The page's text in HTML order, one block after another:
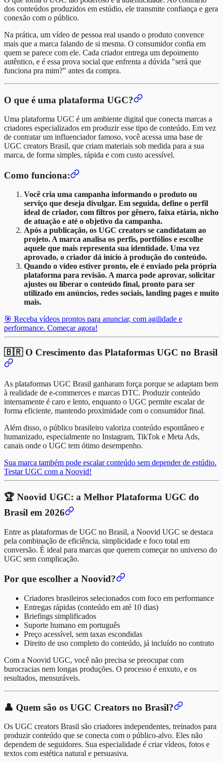
dos conteúdos produzidos em estúdio, ele transmite confiança e gera
conexão com o público.
Na prática, um vídeo de pessoa real usando o produto convence
mais que a marca falando de si mesma. O consumidor confia em
quem se parece com ele. Cada criador entrega um depoimento
autêntico, e é essa prova social que enfrenta a dúvida "será que
funciona pra mim?" antes da compra.
O que é uma plataforma UGC?
Uma plataforma UGC é um ambiente digital que conecta marcas a
criadores especializados em produzir esse tipo de conteúdo. Em vez
de contratar um influenciador famoso, você acessa uma base de
UGC creators Brasil, que criam materiais sob medida para a sua
marca, de forma simples, rápida e com custo acessível.
Como funciona:
Você cria uma campanha informando o produto ou
serviço que deseja divulgar. Em seguida, define o perfil
ideal de criador, com filtros por gênero, faixa etária, nicho
de atuação e até o objetivo da campanha.
Após a publicação, os UGC creators se candidatam ao
projeto. A marca analisa os perfis, portfólios e escolhe
aquele que mais representa sua identidade. Uma vez
aprovado, o criador dá início à produção do conteúdo.
Quando o vídeo estiver pronto, ele é enviado pela própria
plataforma para revisão. A marca pode aprovar, solicitar
ajustes ou liberar o conteúdo final, pronto para ser
utilizado em anúncios, redes sociais, landing pages e muito
mais.
🎯 Receba vídeos prontos para anunciar, com agilidade e
performance. Começar agora!
🇧🇷 O Crescimento das Plataformas UGC no Brasil
As plataformas UGC Brasil ganharam força porque se adaptam bem
à realidade de e-commerces e marcas DTC. Produzir conteúdo
internamente é caro e lento, enquanto o UGC permite escalar de
forma eficiente, mantendo proximidade com o consumidor final.
Além disso, o público brasileiro valoriza conteúdo espontâneo e
humanizado, especialmente no Instagram, TikTok e Meta Ads,
canais onde o UGC tem ótimo desempenho.
Sua marca também pode escalar conteúdo sem depender de estúdio.
Testar UGC com a Noovid!
🏆 Noovid UGC: a Melhor Plataforma UGC do
Brasil em 2026
Entre as plataformas de UGC no Brasil, a Noovid UGC se destaca
pela combinação de eficiência, simplicidade e foco total em
conversão. É ideal para marcas que querem começar no universo do
UGC sem complicação.
Por que escolher a Noovid?
Criadores brasileiros selecionados com foco em performance
Entregas rápidas (conteúdo em até 10 dias)
Briefings simplificados
Suporte humano em português
Preço acessível, sem taxas escondidas
Direito de uso completo do conteúdo, já incluído no contrato
Com a Noovid UGC, você não precisa se preocupar com
burocracias nem longas produções. O processo é enxuto, e os
resultados, mensuráveis.
👤 Quem são os UGC Creators no Brasil?
Os UGC creators Brasil são criadores independentes, treinados para
produzir conteúdo que se conecta com o público-alvo. Eles não
dependem de seguidores. Sua especialidade é criar vídeos, fotos e
textos com estética natural e persuasiva.